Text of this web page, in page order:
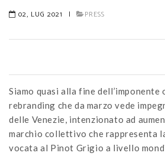
02, LUG 2021 | PRESS
Siamo quasi alla fine dell’imponente
rebranding che da marzo vede
delle Venezie, intenzionato ad
marchio collettivo che rappresenta
vocata al Pinot Grigio a livello